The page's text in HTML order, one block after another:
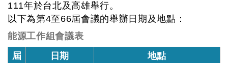
111年於台北及高雄舉行。
以下為第4至66屆會議的舉辦日期及地點：
能源工作組會議表
屆
日期 地點